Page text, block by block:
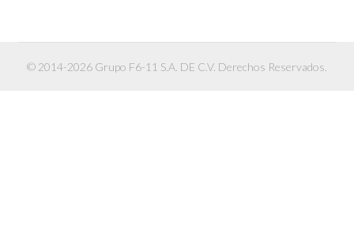
© 2014-2026 Grupo F6-11 S.A. DE C.V. Derechos Reservados.